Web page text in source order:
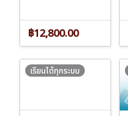
฿12,800.00
เรียนได้ทุกระบบ